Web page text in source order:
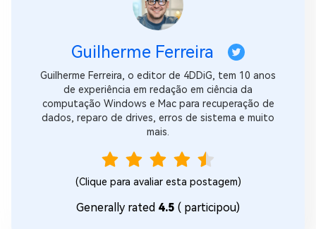
Guilherme Ferreira
Guilherme Ferreira, o editor de 4DDiG, tem 10 anos
de experiência em redação em ciência da
computação Windows e Mac para recuperação de
dados, reparo de drives, erros de sistema e muito
mais.
(Clique para avaliar esta postagem)
Generally rated 4.5 ( participou)